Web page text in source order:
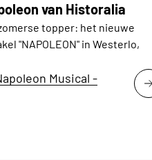
van Historalia
topper: het nieuwe
"NAPOLEON" in Westerlo,
Musical -